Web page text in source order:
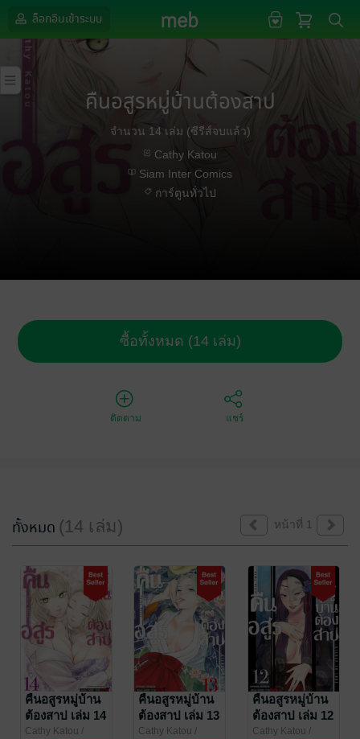
ล็อกอินเข้าระบบ
คืนอสูรหมู่บ้านต้องสาป
จำนวน 14 เล่ม (ซีรีส์จบแล้ว)
Cathy Katou
Siam Inter Comics
การ์ตูนทั่วไป
ซื้อทั้งหมด (14 เล่ม)
ติดตาม แชร์
ทั้งหมด (14 เล่ม) หน้าที่ 1
คืนอสูรหมู่บ้าน
ต้องสาป เล่ม 14
(จบ)
Cathy Katou /
คืนอสูรหมู่บ้าน
ต้องสาป เล่ม 13
Cathy Katou /
คืนอสูรหมู่บ้าน
ต้องสาป เล่ม 12
Cathy Katou /